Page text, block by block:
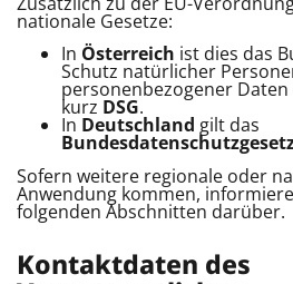
nationale Gesetze:
In Österreich ist dies das
Schutz natürlicher
personenbezogener Daten
kurz DSG.
In Deutschland gilt das
Sofern weitere regionale oder
Anwendung kommen,
folgenden Abschnitten darüber.
Kontaktdaten des